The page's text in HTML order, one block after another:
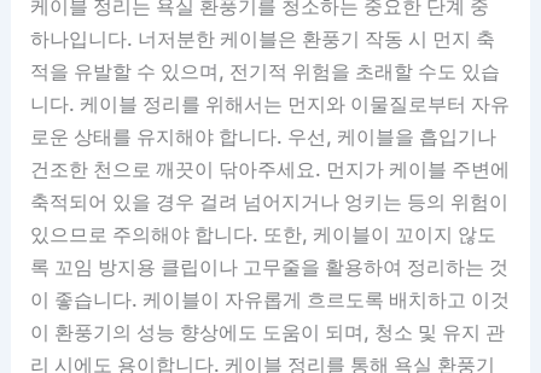
케이블 정리는 욕실 환풍기를 청소하는 중요한 단계 중
하나입니다. 너저분한 케이블은 환풍기 작동 시 먼지 축
적을 유발할 수 있으며, 전기적 위험을 초래할 수도 있습
니다. 케이블 정리를 위해서는 먼지와 이물질로부터 자유
로운 상태를 유지해야 합니다. 우선, 케이블을 흡입기나
건조한 천으로 깨끗이 닦아주세요. 먼지가 케이블 주변에
축적되어 있을 경우 걸려 넘어지거나 엉키는 등의 위험이
있으므로 주의해야 합니다. 또한, 케이블이 꼬이지 않도
록 꼬임 방지용 클립이나 고무줄을 활용하여 정리하는 것
이 좋습니다. 케이블이 자유롭게 흐르도록 배치하고 이것
이 환풍기의 성능 향상에도 도움이 되며, 청소 및 유지 관
리 시에도 용이합니다. 케이블 정리를 통해 욕실 환풍기